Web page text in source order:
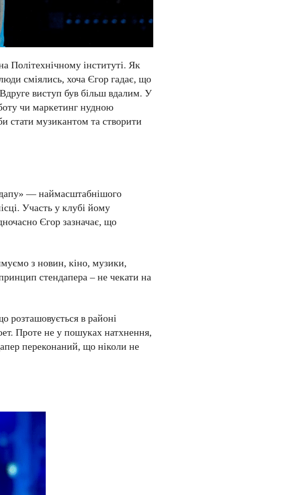
Політехнічному інституті. Як
сміялись, хоча Єгор гадає, що
виступ був більш вдалим. У
чи маркетинг нудною
стати музикантом та створити
— наймасштабнішого
Участь у клубі йому
Єгор зазначає, що
з новин, кіно, музики,
стендапера – не чекати на
розташовується в районі
Проте не у пошуках натхнення,
переконаний, що ніколи не